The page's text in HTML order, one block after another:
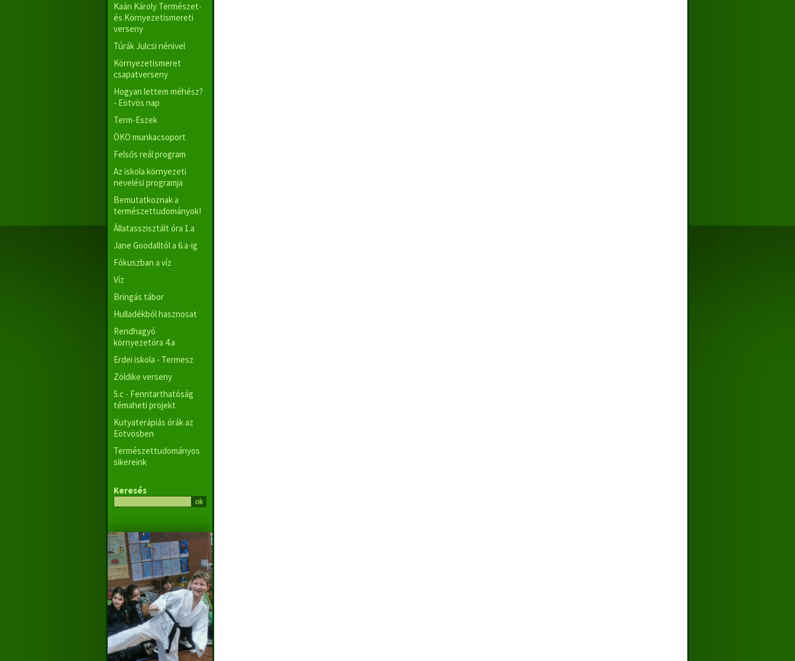
Kaán Károly Természet-
és Környezetismereti
verseny
Túrák Julcsi nénivel
Környezetismeret
csapatverseny
Hogyan lettem méhész?
- Eötvös nap
Term-Eszek
ÖKO munkacsoport
Felsős reál program
Az iskola környezeti
nevelési programja
Bemutatkoznak a
természettudományok!
Állatasszisztált óra 1.a
Jane Goodalltól a 6.a-ig
Fókuszban a víz
Víz
Bringás tábor
Hulladékból hasznosat
Rendhagyó
környezetóra 4.a
Erdei iskola - Termesz
Zöldike verseny
5.c - Fenntarthatóság
témaheti projekt
Kutyaterápiás órák az
Eötvösben
Természettudományos
sikereink
Keresés